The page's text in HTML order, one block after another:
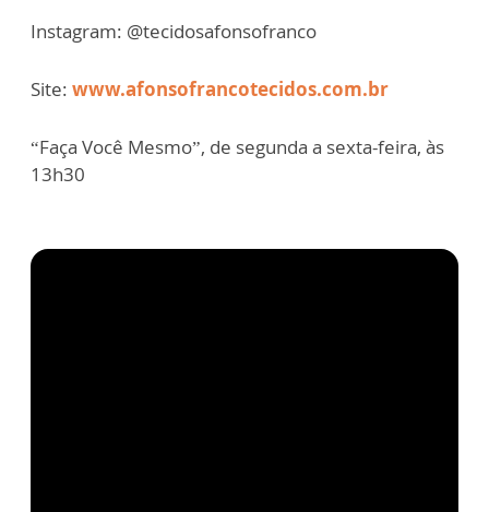
Instagram: @tecidosafonsofranco
Site: www.afonsofrancotecidos.com.br
“Faça Você Mesmo”, de segunda a sexta-feira, às
13h30